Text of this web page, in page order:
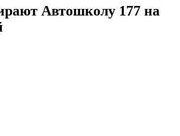
Автошколу 177 на